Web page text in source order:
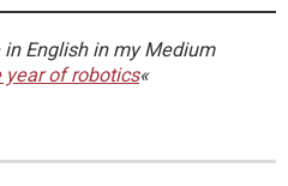
English in my Medium
year of robotics«